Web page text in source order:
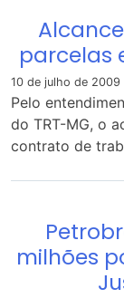
parcelas
10 de julho de 2009
Pelo
do TRT-MG, o
contrato de
milhões